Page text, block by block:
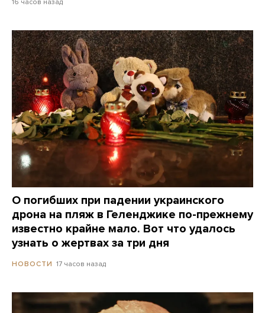
16 часов назад
О погибших при падении украинского
дрона на пляж в Геленджике по-прежнему
известно крайне мало. Вот что удалось
узнать о жертвах за три дня
НОВОСТИ 17 часов назад